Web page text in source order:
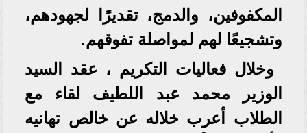
المكفوفين، والدمج، تقديرًا لجهودهم،
وتشجيعًا لهم لمواصلة تفوقهم.
وخلال فعاليات التكريم ، عقد السيد
الوزير محمد عبد اللطيف لقاء مع
الطلاب أعرب خلاله عن خالص تهانيه